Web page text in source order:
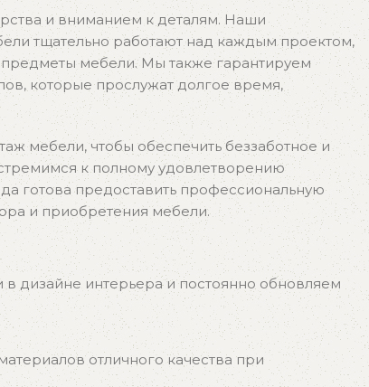
и вниманием к деталям. Наши
тщательно работают над каждым проектом,
мебели. Мы также гарантируем
которые прослужат долгое время,
мебели, чтобы обеспечить беззаботное и
к полному удовлетворению
готова предоставить профессиональную
и приобретения мебели.
дизайне интерьера и постоянно обновляем
отличного качества при